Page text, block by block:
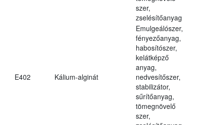
szer,
zselésítőanyag
E402 Kálium-alginát
Emulgeálószer,
fényezőanyag,
habosítószer,
kelátképző
anyag,
nedvesítőszer,
stabilizátor,
sűrítőanyag,
tömegnövelő
szer,